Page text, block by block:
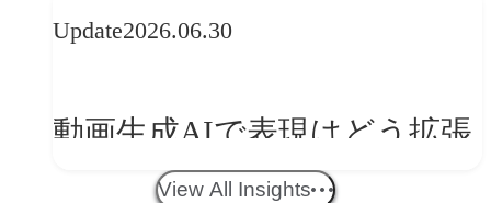
ークフロー設計と「ノイズと
Update2026.06.30
動画生成AIで表現はどう拡張
する？映像ディレクター橋本
View All Insights